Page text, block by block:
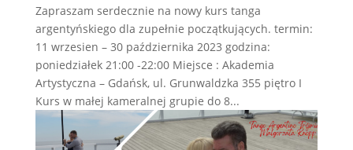
Zapraszam serdecznie na nowy kurs tanga
argentyńskiego dla zupełnie początkujących. termin:
11 wrzesien – 30 października 2023 godzina:
poniedziałek 21:00 -22:00 Miejsce : Akademia
Artystyczna – Gdańsk, ul. Grunwaldzka 355 piętro I
Kurs w małej kameralnej grupie do 8...